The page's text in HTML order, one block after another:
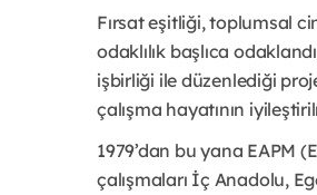
Fırsat eşitliği, toplumsal
odaklılık başlıca
işbirliği ile düzenlediği
çalışma hayatının
1979’dan bu yana EAPM
çalışmaları İç Anadolu,